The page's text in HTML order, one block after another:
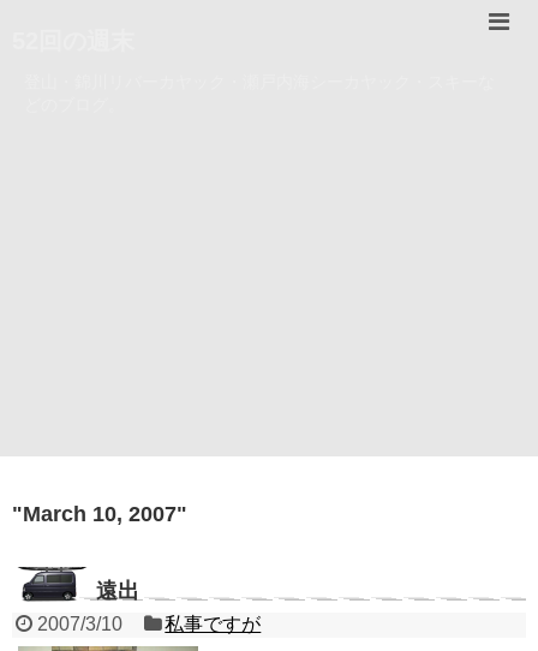
"March 10, 2007"
遠出
2007/3/10 私事ですが